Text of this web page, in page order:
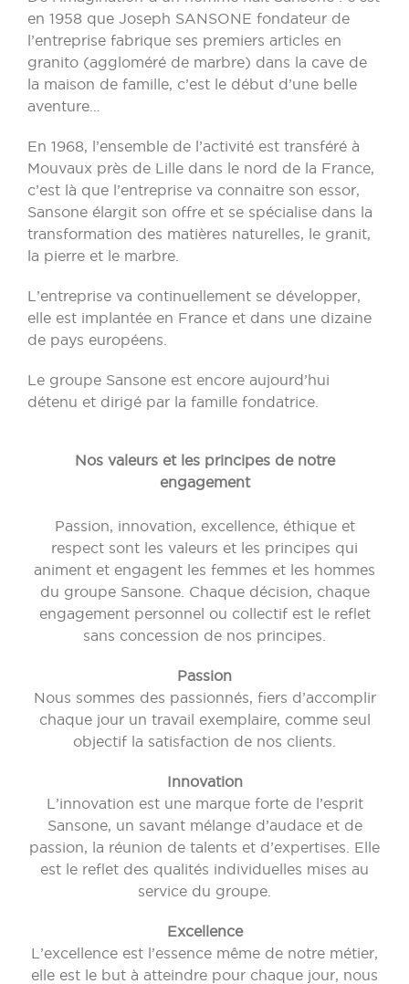
en 1958 que Joseph SANSONE fondateur de
l’entreprise fabrique ses premiers articles en
granito (aggloméré de marbre) dans la cave de
la maison de famille, c’est le début d’une belle
aventure…
En 1968, l’ensemble de l’activité est transféré à
Mouvaux près de Lille dans le nord de la France,
c’est là que l’entreprise va connaitre son essor,
Sansone élargit son offre et se spécialise dans la
transformation des matières naturelles, le granit,
la pierre et le marbre.
L’entreprise va continuellement se développer,
elle est implantée en France et dans une dizaine
de pays européens.
Le groupe Sansone est encore aujourd’hui
détenu et dirigé par la famille fondatrice.
Nos valeurs et les principes de notre
engagement
Passion, innovation, excellence, éthique et
respect sont les valeurs et les principes qui
animent et engagent les femmes et les hommes
du groupe Sansone. Chaque décision, chaque
engagement personnel ou collectif est le reflet
sans concession de nos principes.
Passion
Nous sommes des passionnés, fiers d’accomplir
chaque jour un travail exemplaire, comme seul
objectif la satisfaction de nos clients.
Innovation
L’innovation est une marque forte de l’esprit
Sansone, un savant mélange d’audace et de
passion, la réunion de talents et d’expertises. Elle
est le reflet des qualités individuelles mises au
service du groupe.
Excellence
L’excellence est l’essence même de notre métier,
elle est le but à atteindre pour chaque jour, nous